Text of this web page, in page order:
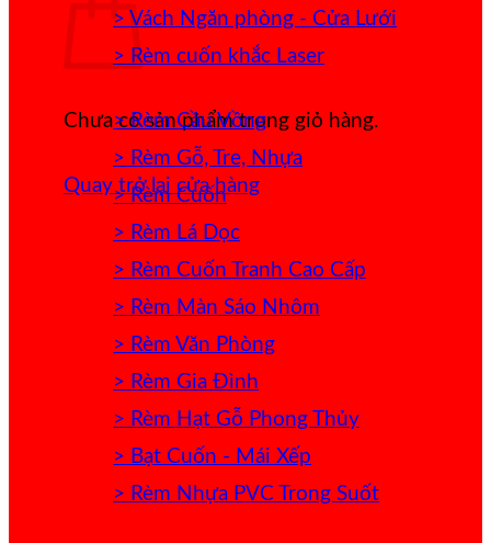
Chưa có sản phẩm trong giỏ hàng.
Quay trở lại cửa hàng
> Vách Ngăn phòng - Cửa Lưới
> Rèm cuốn khắc Laser
> Rèm Cầu Vồng
> Rèm Gỗ, Tre, Nhựa
> Rèm Cuốn
> Rèm Lá Dọc
> Rèm Cuốn Tranh Cao Cấp
> Rèm Màn Sáo Nhôm
> Rèm Văn Phòng
> Rèm Gia Đình
> Rèm Hạt Gỗ Phong Thủy
> Bạt Cuốn - Mái Xếp
> Rèm Nhựa PVC Trong Suốt